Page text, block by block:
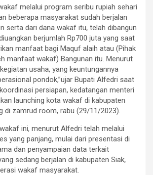
melalui program seribu rupiah sehari
beberapa masyarakat sudah berjalan
serta dari dana wakaf itu, telah dibangun
berjumlah Rp700 juta yang saat
manfaat bagi Maquf alaih atau (Pihak
manfaat wakaf) Bangunan itu. Menurut
usaha, yang keuntungannya
pondok,”ujar Bupati Alfedri saat
persiapan, kedatangan menteri
launching kota wakaf di kabupaten
di zamrud room, rabu (29/11/2023).
ini, menurut Alfedri telah melalui
yang panjang, mulai dari presentasi di
dan penyampaian data terkait
sedang berjalan di kabupaten Siak,
wakaf masyarakat.